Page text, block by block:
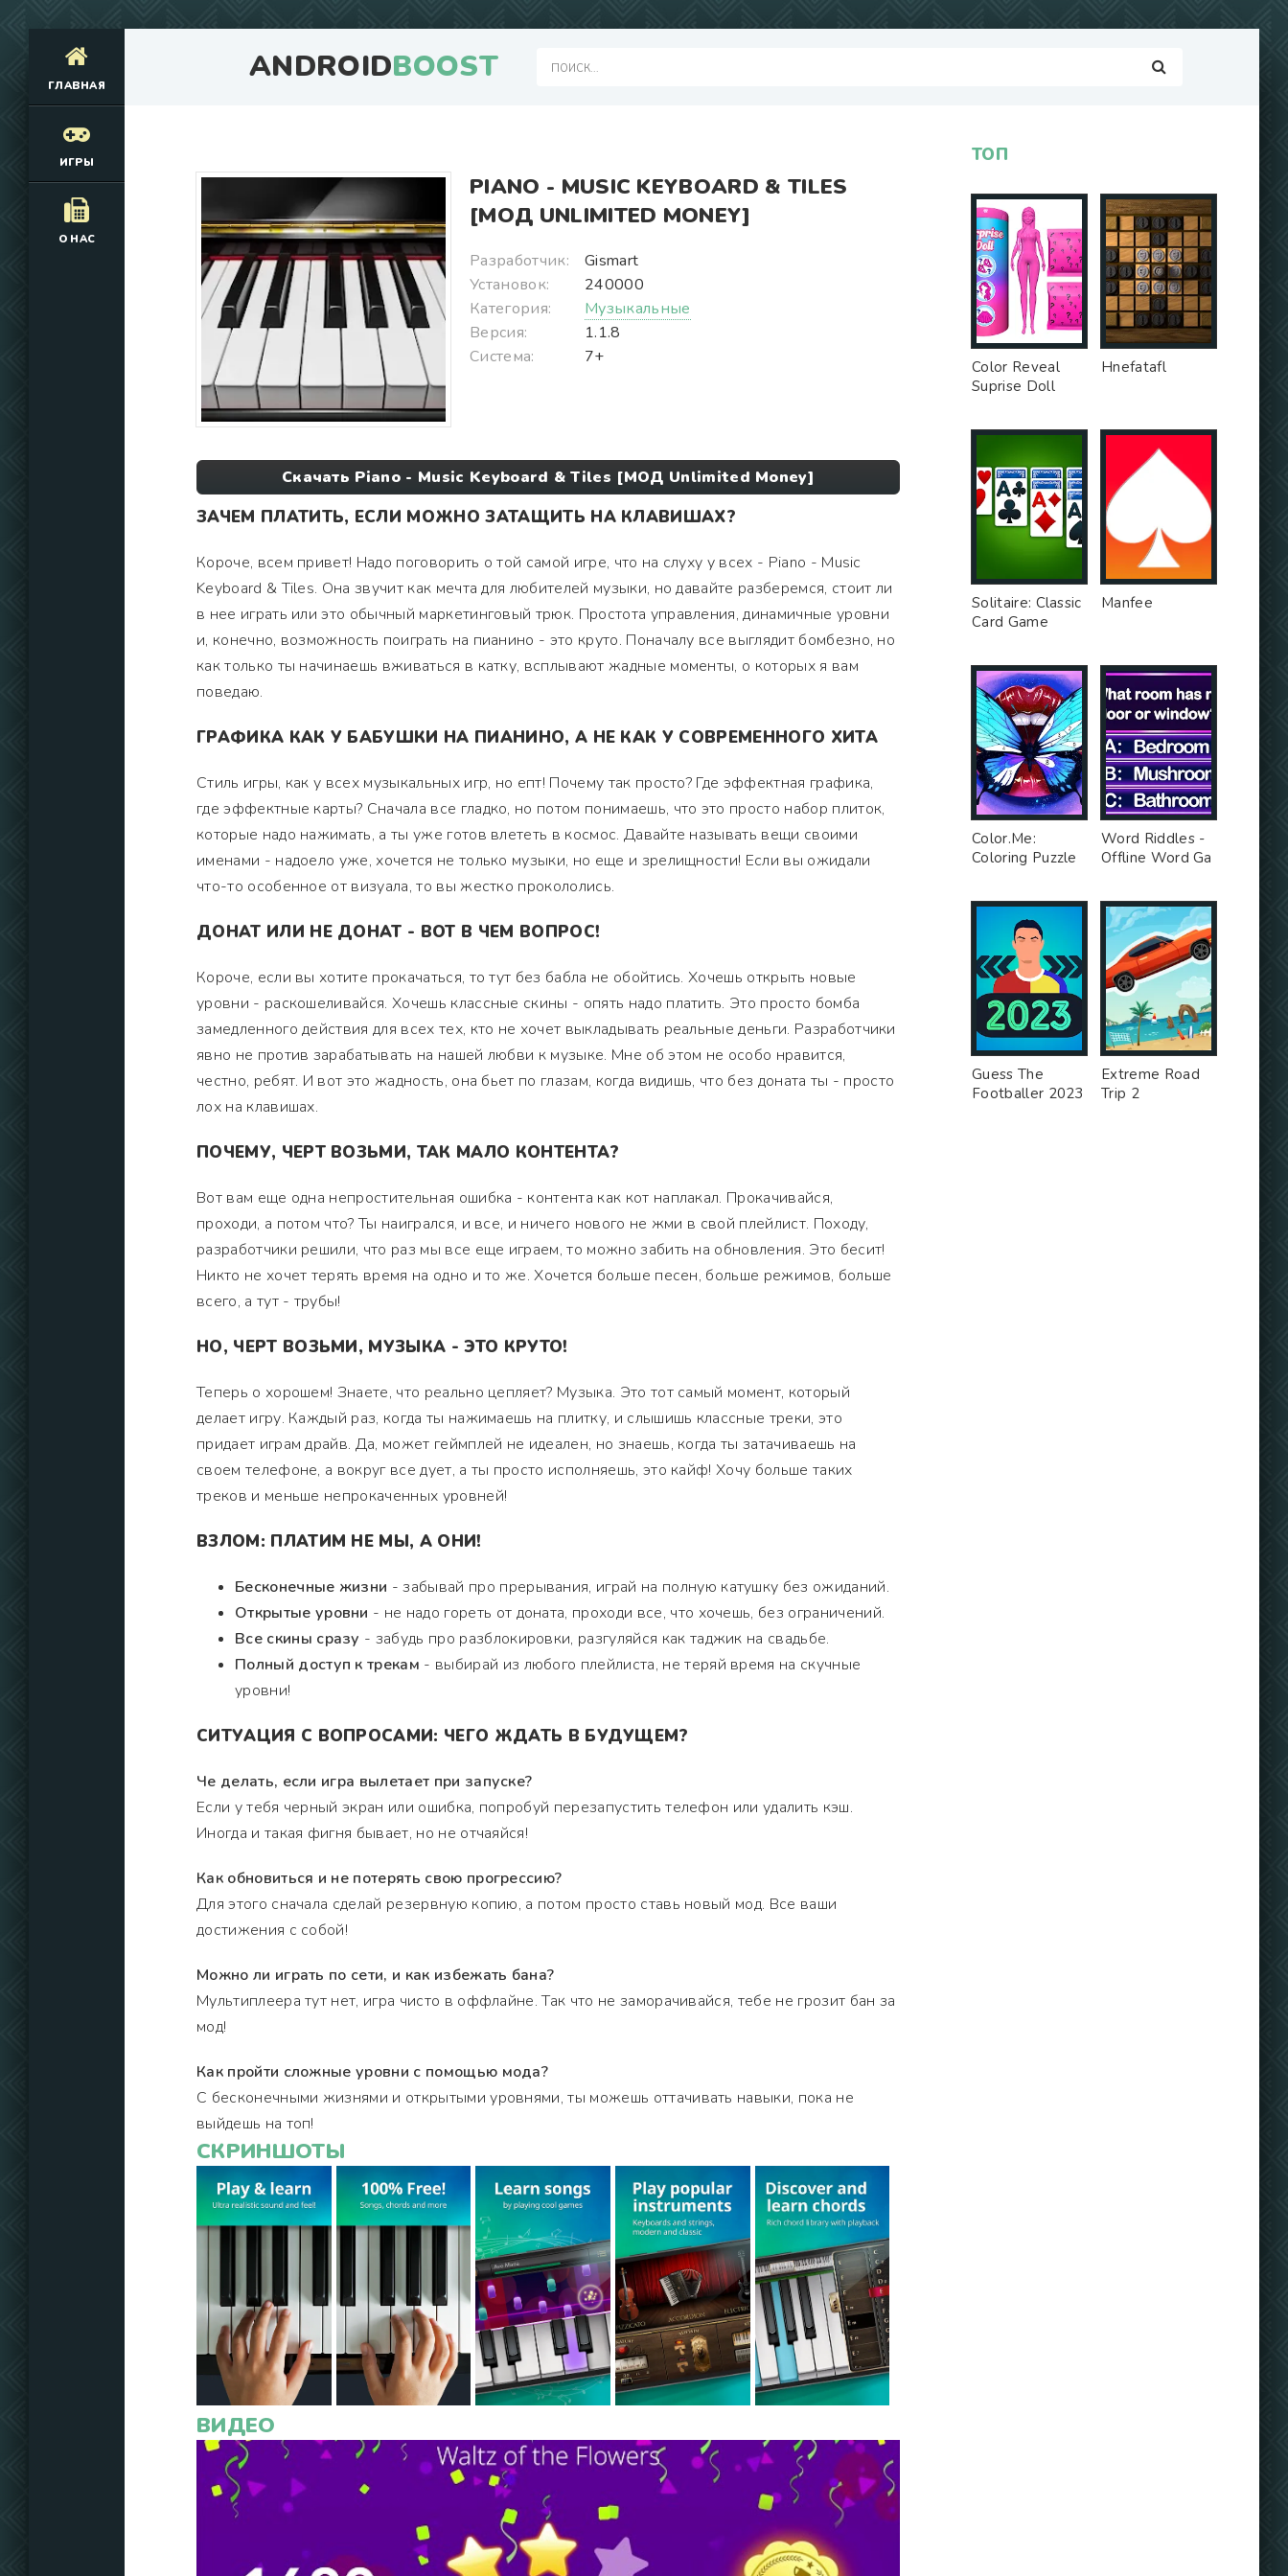
ANDROIDBOOST
ГЛАВНАЯ
ИГРЫ
О НАС
PIANO - MUSIC KEYBOARD & TILES
[МОД UNLIMITED MONEY]
Разработчик:
Gismart
Установок:
240000
Категория:
Музыкальные
Версия:
1.1.8
Система:
7+
Скачать Piano - Music Keyboard & Tiles [МОД Unlimited Money]
ЗАЧЕМ ПЛАТИТЬ, ЕСЛИ МОЖНО ЗАТАЩИТЬ НА КЛАВИШАХ?
Короче, всем привет! Надо поговорить о той самой игре, что на слуху у всех - Piano - Music
Keyboard & Tiles. Она звучит как мечта для любителей музыки, но давайте разберемся, стоит ли
в нее играть или это обычный маркетинговый трюк. Простота управления, динамичные уровни
и, конечно, возможность поиграть на пианино - это круто. Поначалу все выглядит бомбезно, но
как только ты начинаешь вживаться в катку, всплывают жадные моменты, о которых я вам
поведаю.
ГРАФИКА КАК У БАБУШКИ НА ПИАНИНО, А НЕ КАК У СОВРЕМЕННОГО ХИТА
Стиль игры, как у всех музыкальных игр, но епт! Почему так просто? Где эффектная графика,
где эффектные карты? Сначала все гладко, но потом понимаешь, что это просто набор плиток,
которые надо нажимать, а ты уже готов влететь в космос. Давайте называть вещи своими
именами - надоело уже, хочется не только музыки, но еще и зрелищности! Если вы ожидали
что-то особенное от визуала, то вы жестко прокололись.
ДОНАТ ИЛИ НЕ ДОНАТ - ВОТ В ЧЕМ ВОПРОС!
Короче, если вы хотите прокачаться, то тут без бабла не обойтись. Хочешь открыть новые
уровни - раскошеливайся. Хочешь классные скины - опять надо платить. Это просто бомба
замедленного действия для всех тех, кто не хочет выкладывать реальные деньги. Разработчики
явно не против зарабатывать на нашей любви к музыке. Мне об этом не особо нравится,
честно, ребят. И вот это жадность, она бьет по глазам, когда видишь, что без доната ты - просто
лох на клавишах.
ПОЧЕМУ, ЧЕРТ ВОЗЬМИ, ТАК МАЛО КОНТЕНТА?
Вот вам еще одна непростительная ошибка - контента как кот наплакал. Прокачивайся,
проходи, а потом что? Ты наигрался, и все, и ничего нового не жми в свой плейлист. Походу,
разработчики решили, что раз мы все еще играем, то можно забить на обновления. Это бесит!
Никто не хочет терять время на одно и то же. Хочется больше песен, больше режимов, больше
всего, а тут - трубы!
НО, ЧЕРТ ВОЗЬМИ, МУЗЫКА - ЭТО КРУТО!
Теперь о хорошем! Знаете, что реально цепляет? Музыка. Это тот самый момент, который
делает игру. Каждый раз, когда ты нажимаешь на плитку, и слышишь классные треки, это
придает играм драйв. Да, может геймплей не идеален, но знаешь, когда ты затачиваешь на
своем телефоне, а вокруг все дует, а ты просто исполняешь, это кайф! Хочу больше таких
треков и меньше непрокаченных уровней!
ВЗЛОМ: ПЛАТИМ НЕ МЫ, А ОНИ!
Бесконечные жизни - забывай про прерывания, играй на полную катушку без ожиданий.
Открытые уровни - не надо гореть от доната, проходи все, что хочешь, без ограничений.
Все скины сразу - забудь про разблокировки, разгуляйся как таджик на свадьбе.
Полный доступ к трекам - выбирай из любого плейлиста, не теряй время на скучные
уровни!
СИТУАЦИЯ С ВОПРОСАМИ: ЧЕГО ЖДАТЬ В БУДУЩЕМ?
Че делать, если игра вылетает при запуске?
Если у тебя черный экран или ошибка, попробуй перезапустить телефон или удалить кэш.
Иногда и такая фигня бывает, но не отчаяйся!
Как обновиться и не потерять свою прогрессию?
Для этого сначала сделай резервную копию, а потом просто ставь новый мод. Все ваши
достижения с собой!
Можно ли играть по сети, и как избежать бана?
Мультиплеера тут нет, игра чисто в оффлайне. Так что не заморачивайся, тебе не грозит бан за
мод!
Как пройти сложные уровни с помощью мода?
С бесконечными жизнями и открытыми уровнями, ты можешь оттачивать навыки, пока не
выйдешь на топ!
СКРИНШОТЫ
ВИДЕО
ТОП
Color Reveal
Suprise Doll
Hnefatafl
Solitaire: Classic
Card Game
Manfee
Color.Me:
Coloring Puzzle
Word Riddles -
Offline Word Ga
Guess The
Footballer 2023
Extreme Road
Trip 2